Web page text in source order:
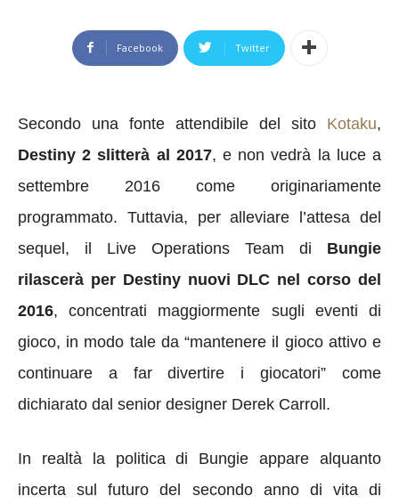
Facebook Twitter
Secondo una fonte attendibile del sito Kotaku,
Destiny 2 slitterà al 2017, e non vedrà la luce a
settembre 2016 come originariamente
programmato. Tuttavia, per alleviare l’attesa del
sequel, il Live Operations Team di Bungie
rilascerà per Destiny nuovi DLC nel corso del
2016, concentrati maggiormente sugli eventi di
gioco, in modo tale da “mantenere il gioco attivo e
continuare a far divertire i giocatori” come
dichiarato dal senior designer Derek Carroll.
In realtà la politica di Bungie appare alquanto
incerta sul futuro del secondo anno di vita di